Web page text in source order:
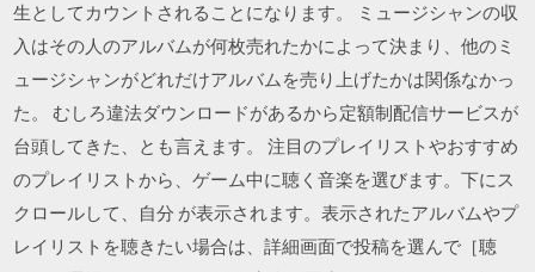
生としてカウントされることになります。 ミュージシャンの収
入はその人のアルバムが何枚売れたかによって決まり、他のミ
ュージシャンがどれだけアルバムを売り上げたかは関係なかっ
た。 むしろ違法ダウンロードがあるから定額制配信サービスが
台頭してきた、とも言えます。 注目のプレイリストやおすすめ
のプレイリストから、ゲーム中に聴く音楽を選びます。下にス
クロールして、自分 が表示されます。表示されたアルバムやプ
レイリストを聴きたい場合は、詳細画面で投稿を選んで［聴